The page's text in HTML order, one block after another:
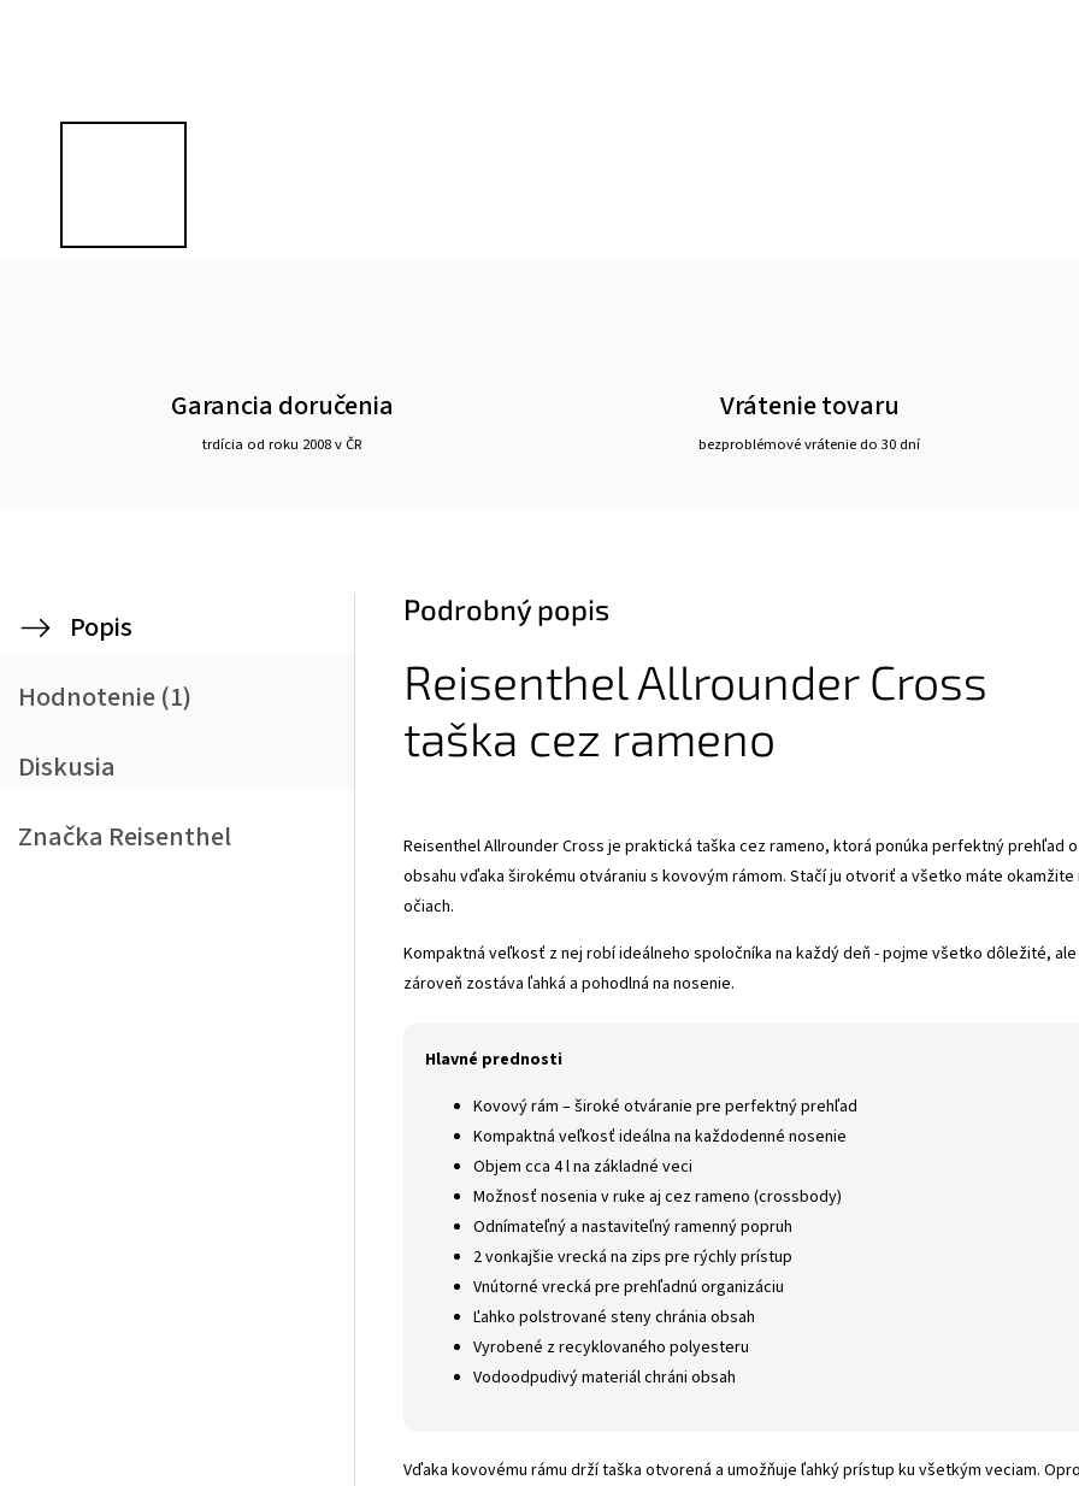
Garancia doručenia
trdícia od roku 2008 v ČR
Vrátenie tovaru
bezproblémové vrátenie do 30 dní
Popis
Hodnotenie (1)
Diskusia
Značka Reisenthel
Podrobný popis
Reisenthel Allrounder Cross
taška cez rameno
Reisenthel Allrounder Cross je praktická taška cez rameno, ktorá ponúka perfektný prehľad o
obsahu vďaka širokému otváraniu s kovovým rámom. Stačí ju otvoriť a všetko máte okamžite
očiach.
Kompaktná veľkosť z nej robí ideálneho spoločníka na každý deň - pojme všetko dôležité, ale
zároveň zostáva ľahká a pohodlná na nosenie.
Hlavné prednosti
Kovový rám – široké otváranie pre perfektný prehľad
Kompaktná veľkosť ideálna na každodenné nosenie
Objem cca 4 l na základné veci
Možnosť nosenia v ruke aj cez rameno (crossbody)
Odnímateľný a nastaviteľný ramenný popruh
2 vonkajšie vrecká na zips pre rýchly prístup
Vnútorné vrecká pre prehľadnú organizáciu
Ľahko polstrované steny chránia obsah
Vyrobené z recyklovaného polyesteru
Vodoodpudivý materiál chráni obsah
Vďaka kovovému rámu drží taška otvorená a umožňuje ľahký prístup ku všetkým veciam.